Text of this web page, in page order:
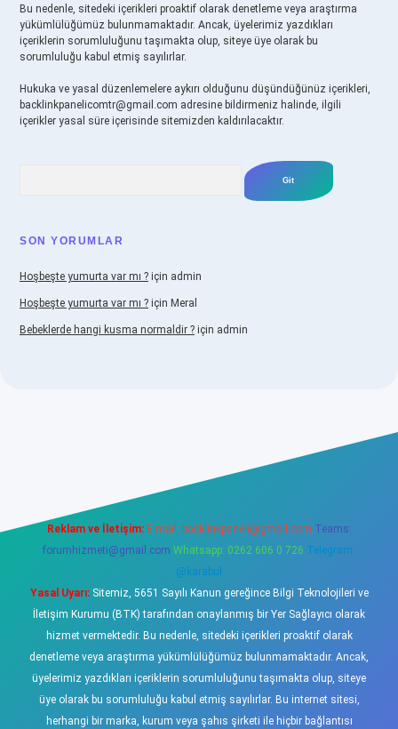
Bu nedenle, sitedeki içerikleri proaktif olarak denetleme veya araştırma
yükümlülüğümüz bulunmamaktadır. Ancak, üyelerimiz yazdıkları
içeriklerin sorumluluğunu taşımakta olup, siteye üye olarak bu
sorumluluğu kabul etmiş sayılırlar.
Hukuka ve yasal düzenlemelere aykırı olduğunu düşündüğünüz içerikleri,
backlinkpanelicomtr@gmail.com adresine bildirmeniz halinde, ilgili
içerikler yasal süre içerisinde sitemizden kaldırılacaktır.
SON YORUMLAR
Hoşbeşte yumurta var mı ? için admin
Hoşbeşte yumurta var mı ? için Meral
Bebeklerde hangi kusma normaldir ? için admin
Reklam ve İletişim: E-mail: backlinkpaneli@gmail.com Teams:
forumhizmeti@gmail.com Whatsapp: 0262 606 0 726 Telegram:
@karabul
Yasal Uyarı:Sitemiz, 5651 Sayılı Kanun gereğince Bilgi Teknolojileri ve
İletişim Kurumu (BTK) tarafından onaylanmış bir Yer Sağlayıcı olarak
hizmet vermektedir. Bu nedenle, sitedeki içerikleri proaktif olarak
denetleme veya araştırma yükümlülüğümüz bulunmamaktadır. Ancak,
üyelerimiz yazdıkları içeriklerin sorumluluğunu taşımakta olup, siteye
üye olarak bu sorumluluğu kabul etmiş sayılırlar. Bu internet sitesi,
herhangi bir marka, kurum veya şahıs şirketi ile hiçbir bağlantısı